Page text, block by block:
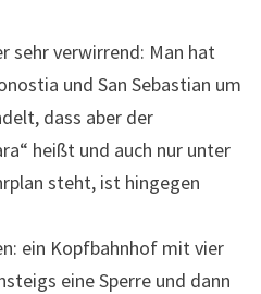
sehr verwirrend: Man hat
und San Sebastian um
dass aber der
heißt und auch nur unter
steht, ist hingegen
ein Kopfbahnhof mit vier
eine Sperre und dann